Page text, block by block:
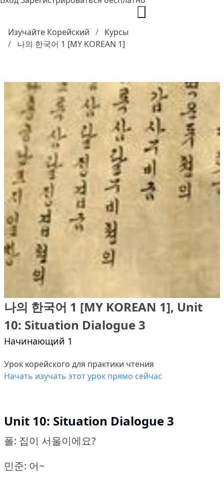
Изучайте Корейский
Курсы
나의 한국어 1 [MY KOREAN 1]
나의 한국어 1 [MY KOREAN 1], Unit
10: Situation Dialogue 3
Начинающий 1
Урок корейского для практики чтения
Начать изучать этот урок прямо сейчас
Unit 10: Situation Dialogue 3
폴: 집이 서울이에요?
민준: 어~